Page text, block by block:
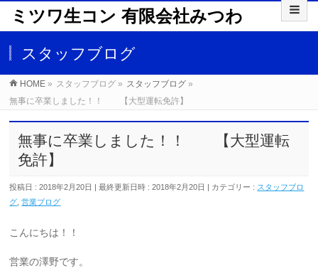
ミツワ生コン 有限会社みつわ
スタッフブログ
HOME » スタッフブログ » スタッフブログ »
無事に卒業しました！！ 【大型運転免許】
無事に卒業しました！！ 【大型運転
免許】
投稿日 : 2018年2月20日 最終更新日時 : 2018年2月20日 カテゴリー : スタッフブロ
グ ,営業ブログ
こんにちは！！
営業の澤野です。